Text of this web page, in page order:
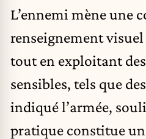
L’ennemi mène une
renseignement
tout en exploitant
sensibles, tels que
indiqué l’armée,
pratique constitue